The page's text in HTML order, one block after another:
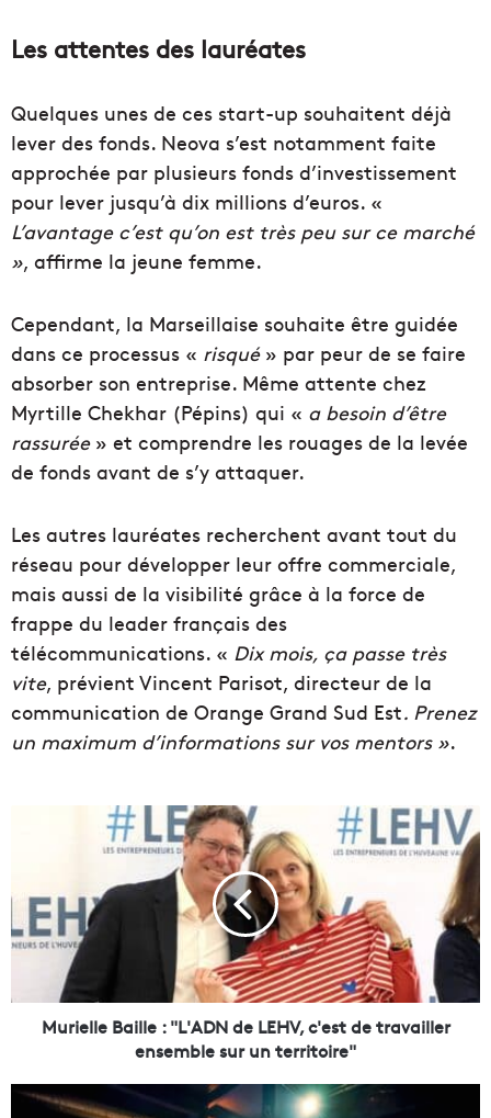
Les attentes des lauréates
Quelques unes de ces start-up souhaitent déjà
lever des fonds. Neova s’est notamment faite
approchée par plusieurs fonds d’investissement
pour lever jusqu’à dix millions d’euros. «
L’avantage c’est qu’on est très peu sur ce marché
», affirme la jeune femme.
Cependant, la Marseillaise souhaite être guidée
dans ce processus « risqué» par peur de se faire
absorber son entreprise. Même attente chez
Myrtille Chekhar (Pépins) qui « a besoin d’être
rassurée» et comprendre les rouages de la levée
de fonds avant de s’y attaquer.
Les autres lauréates recherchent avant tout du
réseau pour développer leur offre commerciale,
mais aussi de la visibilité grâce à la force de
frappe du leader français des
télécommunications. « Dix mois, ça passe très
vite, prévient Vincent Parisot, directeur de la
communication de Orange Grand Sud Est. Prenez
un maximum d’informations sur vos mentors ».
l
l
B
Murielle Baille : "L'ADN de LEHV, c'est de travailler
ensemble sur un territoire"